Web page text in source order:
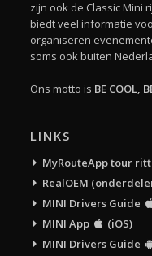
zijn ook de Classic Mini
biedt veel informatie
organiseren
soms ook buiten
Ons motto is BE COOL,
LINKS
MyRouteApp tour
RealOEM
MINI Drivers Guide
MINI App
(iOS)
MINI Drivers Guide